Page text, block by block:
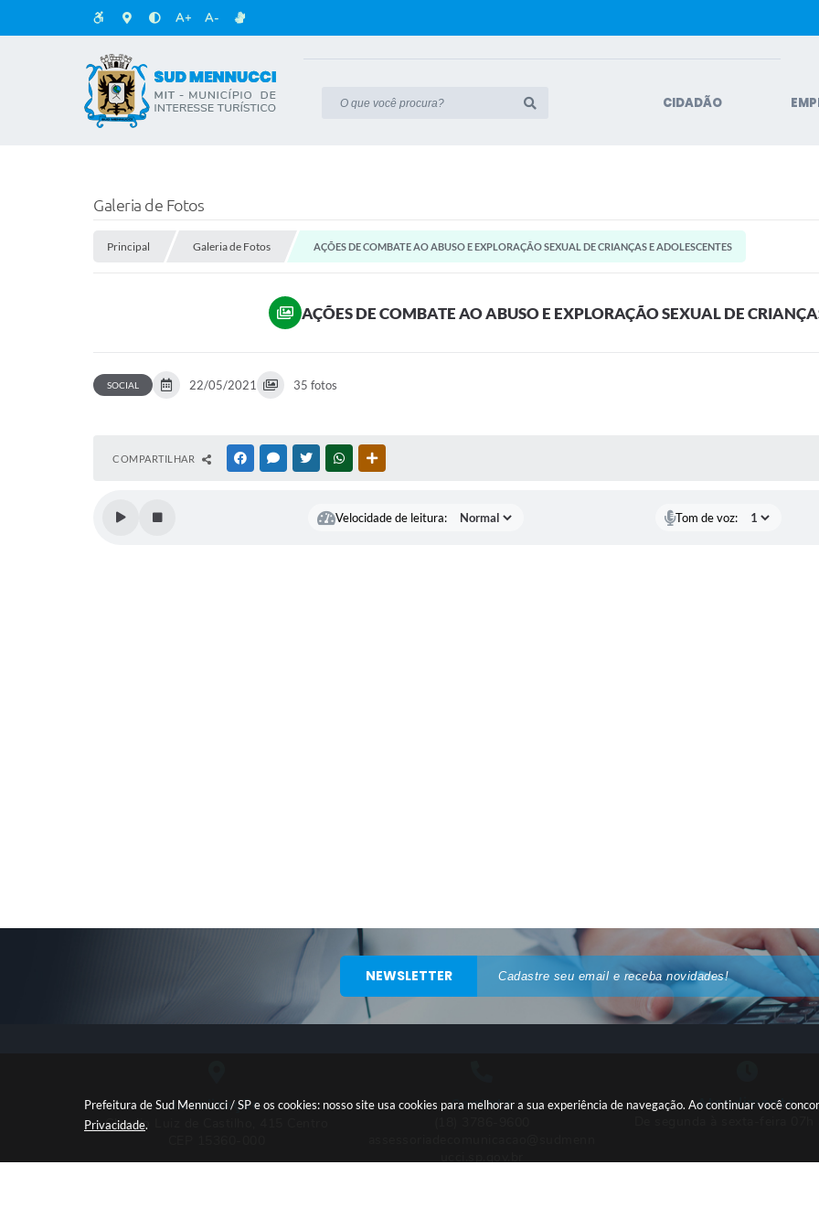
Prefeitura de Sud Mennucci / SP e os cookies: nosso site usa cookies para melhorar a sua experiência de navegação. Ao continuar você
Privacidade.
A+ A-
CIDADÃO
Galeria de Fotos
Principal Galeria de Fotos AÇÕES DE COMBATE AO ABUSO E EXPLORAÇÃO SEXUAL DE CRIANÇAS E ADOLESCENTES
AÇÕES DE COMBATE AO ABUSO E EXPLORAÇÃO SEXUAL DE
SOCIAL 22/05/2021 35 fotos
COMPARTILHAR FACEBOOKMESSENGER
TWITTERWHATSAPP
Velocidade de leitura: Tom de voz:
NEWSLETTER
Localização
Claudio Luiz de Castilho, 415 Centro
Contato Atendimento